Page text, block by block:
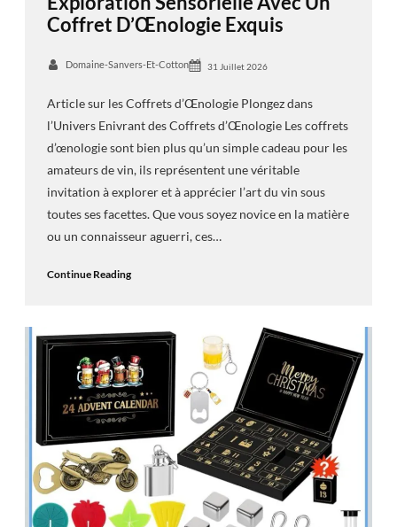
Coffret D’Œnologie Exquis
Domaine-Sanvers-Et-Cotton 31 Juillet 2026
Article sur les Coffrets d’Œnologie Plongez dans
l’Univers Enivrant des Coffrets d’Œnologie Les coffrets
d’œnologie sont bien plus qu’un simple cadeau pour les
amateurs de vin, ils représentent une véritable
invitation à explorer et à apprécier l’art du vin sous
toutes ses facettes. Que vous soyez novice en la matière
ou un connaisseur aguerri, ces…
Continue Reading